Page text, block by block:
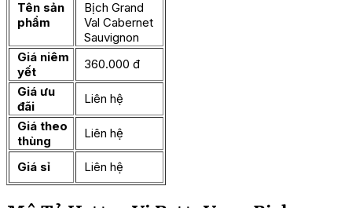
Tên sản
phẩm
Bịch Grand
Val Cabernet
Sauvignon
Giá niêm
yết
360.000 đ
Giá ưu
đãi
Liên hệ
Giá theo
thùng
Liên hệ
Giá sỉ Liên hệ